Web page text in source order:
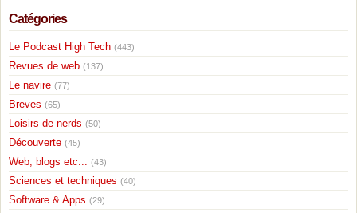
Catégories
Le Podcast High Tech (443)
Revues de web (137)
Le navire (77)
Breves (65)
Loisirs de nerds (50)
Découverte (45)
Web, blogs etc... (43)
Sciences et techniques (40)
Software & Apps (29)